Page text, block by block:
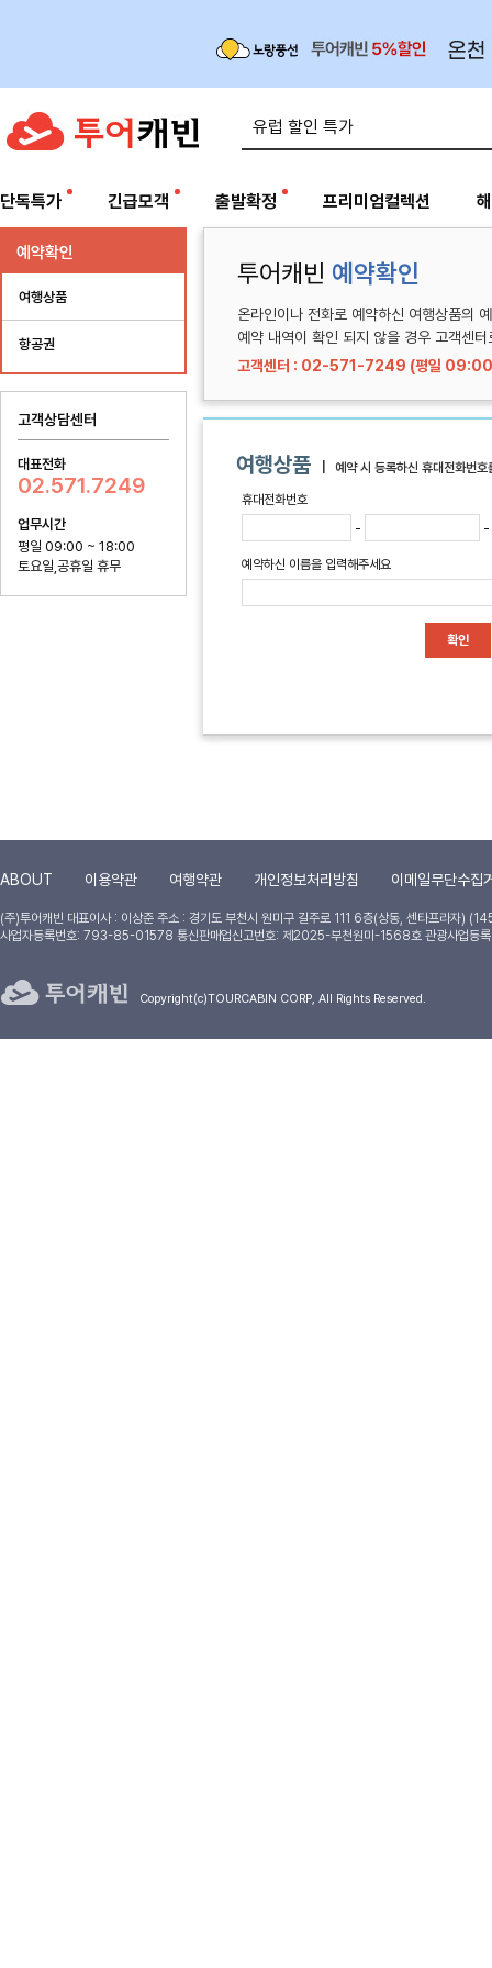
단독특가 긴급모객 출발확정 프리미엄컬렉션
예약확인
여행상품
항공권
고객상담센터
대표전화
02.571.7249
업무시간
평일 09:00 ~ 18:00
토요일,공휴일 휴무
투어캐빈 예약확인
온라인이나 전화로 예약하신 여행상품의
예약 내역이 확인 되지 않을 경우 고객센
고객센터 : 02-571-7249 (평일
여행상품 예약 시 등록하신 휴대전화번호
휴대전화번호
- -
예약하신 이름을 입력해주세요
확인
ABOUT 이용약관 여행약관 개인정보처리방침 이메일무단수집
(주)투어캐빈 대표이사 : 이상준 주소 : 경기도 부천시 원미구 길주로 111 6층(상동, 센타프라자)
사업자등록번호: 793-85-01578 통신판매업신고번호: 제2025-부천원미-1568호 관광사업등
Copyright(c)TOURCABIN CORP, All Rights Reserved.